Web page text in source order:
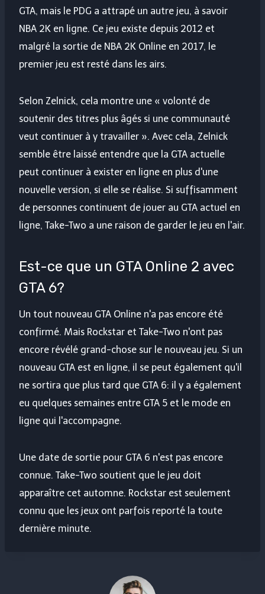
GTA, mais le PDG a attrapé un autre jeu, à savoir
NBA 2K en ligne. Ce jeu existe depuis 2012 et
malgré la sortie de NBA 2K Online en 2017, le
premier jeu est resté dans les airs.
Selon Zelnick, cela montre une « volonté de
soutenir des titres plus âgés si une communauté
veut continuer à y travailler ». Avec cela, Zelnick
semble être laissé entendre que la GTA actuelle
peut continuer à exister en ligne en plus d'une
nouvelle version, si elle se réalise. Si suffisamment
de personnes continuent de jouer au GTA actuel en
ligne, Take-Two a une raison de garder le jeu en l'air.
Est-ce que un GTA Online 2 avec
GTA 6?
Un tout nouveau GTA Online n'a pas encore été
confirmé. Mais Rockstar et Take-Two n'ont pas
encore révélé grand-chose sur le nouveau jeu. Si un
nouveau GTA est en ligne, il se peut également qu'il
ne sortira que plus tard que GTA 6: il y a également
eu quelques semaines entre GTA 5 et le mode en
ligne qui l'accompagne.
Une date de sortie pour GTA 6 n'est pas encore
connue. Take-Two soutient que le jeu doit
apparaître cet automne. Rockstar est seulement
connu que les jeux ont parfois reporté la toute
dernière minute.